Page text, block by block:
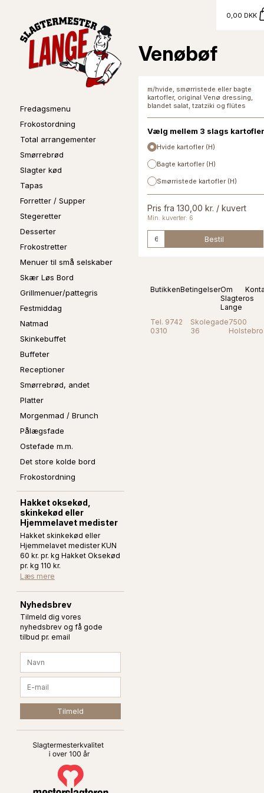
Fredagsmenu
Frokostordning
Total arrangementer
Smørrebrød
Slagter kød
Tapas
Forretter / Supper
Stegeretter
Desserter
Frokostretter
Menuer til små selskaber
Skær Løs Bord
Grillmenuer/pattegris
Festmiddag
Natmad
Skinkebuffet
Buffeter
Receptioner
Smørrebrød, andet
Platter
Morgenmad / Brunch
Pålægsfade
Ostefade m.m.
Det store kolde bord
Frokostordning
Hakket oksekød,
skinkekød eller
Hjemmelavet medister
Hakket skinkekød eller
Hjemmelavet medister KUN
60 kr. pr. kg Hakket Oksekød
pr. kg 110 kr.
Læs mere
Nyhedsbrev
Tilmeld dig vores
nyhedsbrev og få gode
tilbud pr. email
0,00 DKK
Venøbøf
m/hvide, smørristede eller bagte
kartofler, original Venø dressing,
blandet salat, tzatziki og flütes
Vælg mellem 3 slags kartofler
Hvide kartofler (H)
Bagte kartofler (H)
Smørristede kartofler (H)
Pris fra 130,00 kr. / kuvert
Min. kuverter: 6
Bestil
ButikkenBetingelserOm
Slagter
Lange
os
Tel. 9742
0310
Skolegade
36
7500
Holstebro